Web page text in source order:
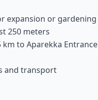
expansion or gardening
250 meters
km to Aparekka Entrance
and transport